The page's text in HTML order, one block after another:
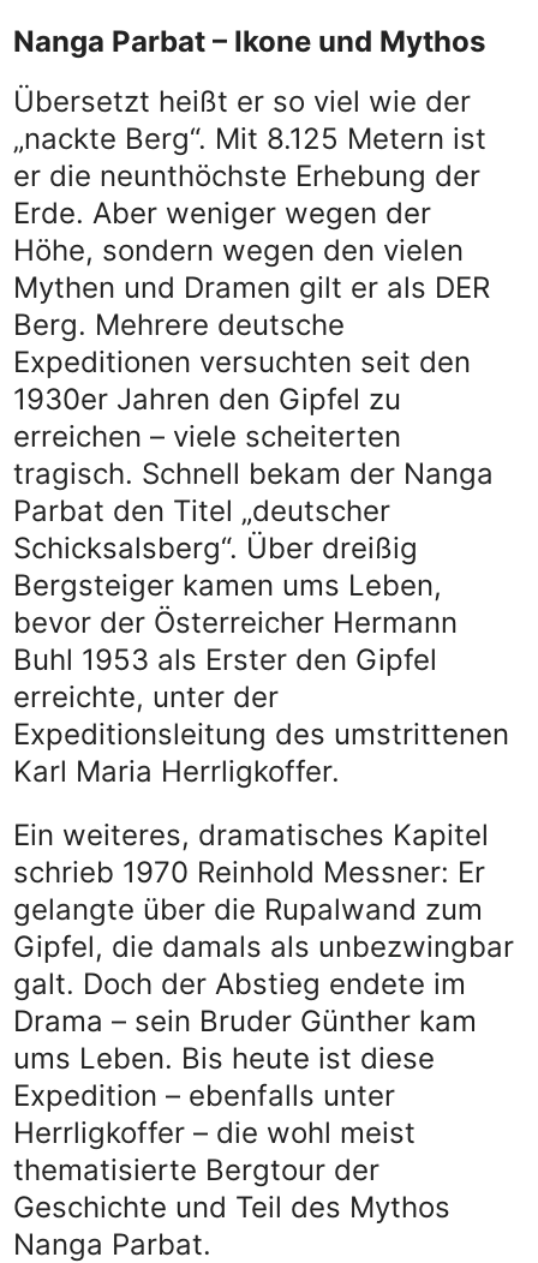
Nanga Parbat – Ikone und Mythos
Übersetzt heißt er so viel wie der
„nackte Berg“. Mit 8.125 Metern ist
er die neunthöchste Erhebung der
Erde. Aber weniger wegen der
Höhe, sondern wegen den vielen
Mythen und Dramen gilt er als DER
Berg. Mehrere deutsche
Expeditionen versuchten seit den
1930er Jahren den Gipfel zu
erreichen – viele scheiterten
tragisch. Schnell bekam der Nanga
Parbat den Titel „deutscher
Schicksalsberg“. Über dreißig
Bergsteiger kamen ums Leben,
bevor der Österreicher Hermann
Buhl 1953 als Erster den Gipfel
erreichte, unter der
Expeditionsleitung des umstrittenen
Karl Maria Herrligkoffer.
Ein weiteres, dramatisches Kapitel
schrieb 1970 Reinhold Messner: Er
gelangte über die Rupalwand zum
Gipfel, die damals als unbezwingbar
galt. Doch der Abstieg endete im
Drama – sein Bruder Günther kam
ums Leben. Bis heute ist diese
Expedition – ebenfalls unter
Herrligkoffer – die wohl meist
thematisierte Bergtour der
Geschichte und Teil des Mythos
Nanga Parbat.